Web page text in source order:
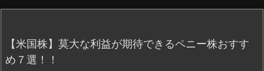
【米国株】莫大な利益が期待できるペニー株おすす
め７選！！